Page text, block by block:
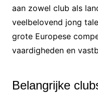
aan zowel club als
veelbelovend jong
grote Europese
vaardigheden en
Belangrijke